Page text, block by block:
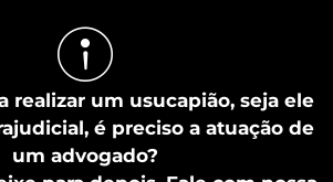
realizar um usucapião, seja ele
é preciso a atuação de
um advogado?